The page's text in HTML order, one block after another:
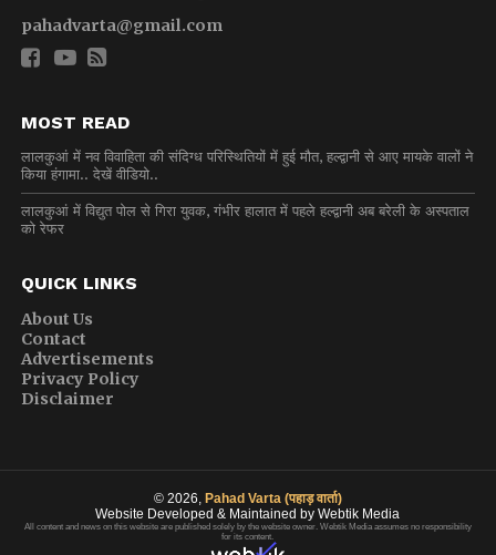
pahadvarta@gmail.com
MOST READ
लालकुआं में नव विवाहिता की संदिग्ध परिस्थितियों में हुई मौत, हल्द्वानी से आए मायके वालों ने
किया हंगामा.. देखें वीडियो..
लालकुआं में विद्युत पोल से गिरा युवक, गंभीर हालात में पहले हल्द्वानी अब बरेली के अस्पताल
को रेफर
QUICK LINKS
About Us
Contact
Advertisements
Privacy Policy
Disclaimer
© 2026, Pahad Varta (पहाड़ वार्ता)
Website Developed & Maintained by Webtik Media
All content and news on this website are published solely by the website owner. Webtik Media assumes no responsibility
for its content.